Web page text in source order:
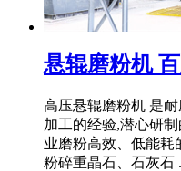
悬辊磨粉机
高压悬辊磨粉机 是
加工的经验,潜心研
业磨粉高效、低能耗
粉碎重晶石、石灰石 .